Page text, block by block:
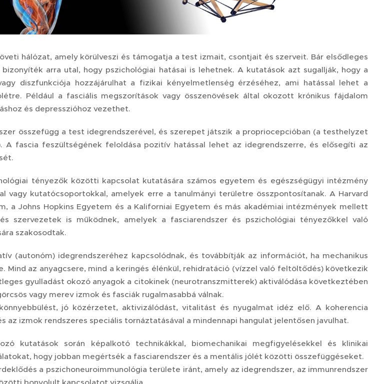
hálózat, amely körülveszi és támogatja a test izmait, csontjait és szerveit. Bár elsődleges
arra utal, hogy pszichológiai hatásai is lehetnek. A kutatások azt sugallják, hogy a
diszfunkciója hozzájárulhat a fizikai kényelmetlenség érzéséhez, ami hatással lehet a
Például a fasciális megszorítások vagy összenövések által okozott krónikus fájdalom
és depresszióhoz vezethet.
összefügg a test idegrendszerével, és szerepet játszik a propriocepcióban (a testhelyzet
A fascia feszültségének feloldása pozitív hatással lehet az idegrendszerre, és elősegíti az
tényezők közötti kapcsolat kutatására számos egyetem és egészségügyi intézmény
vagy kutatócsoportokkal, amelyek erre a tanulmányi területre összpontosítanak. A Harvard
a Johns Hopkins Egyetem és a Kaliforniai Egyetem és más akadémiai intézmények mellett
szervezetek is működnek, amelyek a fasciarendszer és pszichológiai tényezőkkel való
szakosodtak.
(autonóm) idegrendszeréhez kapcsolódnak, és továbbítják az információt, ha mechanikus
Mind az anyagcsere, mind a keringés élénkül, rehidratáció (vízzel való feltöltődés) következik
gyulladást okozó anyagok a citokinek (neurotranszmitterek) aktiválódása következtében
vagy merev izmok és fasciák rugalmasabbá válnak.
jó közérzetet, aktivizálódást, vitalitást és nyugalmat idéz elő. A koherencia
az izmok rendszeres speciális tornáztatásával a mindennapi hangulat jelentősen javulhat.
kutatások során képalkotó technikákkal, biomechanikai megfigyelésekkel és klinikai
hogy jobban megértsék a fasciarendszer és a mentális jólét közötti összefüggéseket.
a pszichoneuroimmunológia területe iránt, amely az idegrendszer, az immunrendszer
bonyolult kapcsolatot vizsgálja.